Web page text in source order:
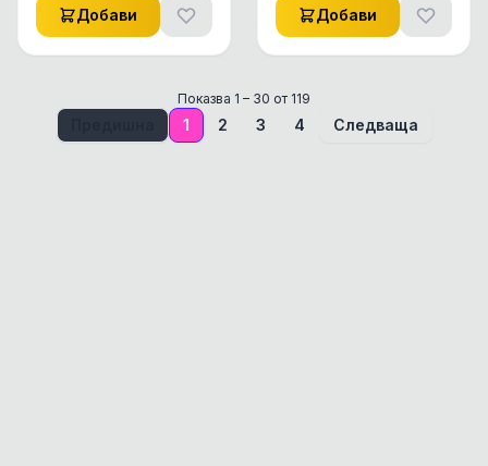
Добави Добави
Показва 1 – 30 от 119
1 2 3 4 Следваща